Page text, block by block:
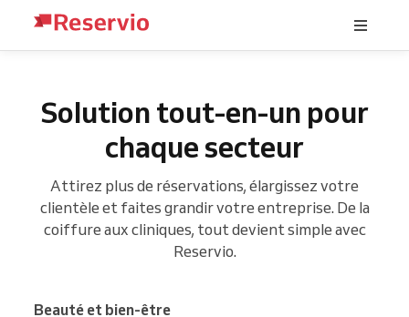
Solution tout-en-un pour
chaque secteur
Attirez plus de réservations, élargissez votre
clientèle et faites grandir votre entreprise. De la
coiffure aux cliniques, tout devient simple avec
Reservio.
Beauté et bien-être